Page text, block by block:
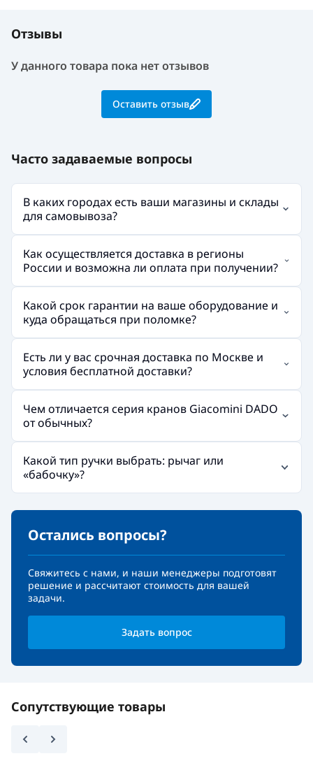
Отзывы
У данного товара пока нет отзывов
Оставить отзыв
Часто задаваемые вопросы
В каких городах есть ваши магазины и склады
для самовывоза?
Как осуществляется доставка в регионы
России и возможна ли оплата при получении?
Какой срок гарантии на ваше оборудование и
куда обращаться при поломке?
Есть ли у вас срочная доставка по Москве и
условия бесплатной доставки?
Чем отличается серия кранов Giacomini DADO
от обычных?
Какой тип ручки выбрать: рычаг или
«бабочку»?
Остались вопросы?
Свяжитесь с нами, и наши менеджеры подготовят
решение и рассчитают стоимость для вашей
задачи.
Задать вопрос
Сопутствующие товары